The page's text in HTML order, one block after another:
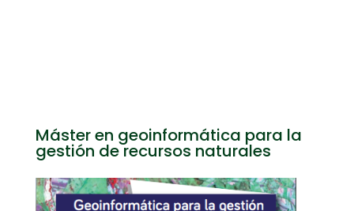
Máster en geoinformática para la
gestión de recursos naturales